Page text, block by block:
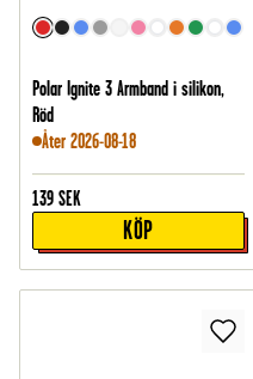
Polar Ignite 3 Armband i silikon,
Röd
Åter 2026-08-18
139 SEK
KÖP